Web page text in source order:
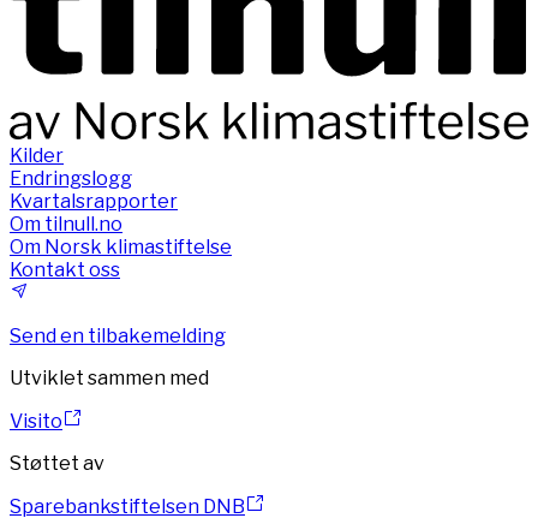
Kilder
Endringslogg
Kvartalsrapporter
Om tilnull.no
Om Norsk klimastiftelse
Kontakt oss
Send en tilbakemelding
Utviklet sammen med
Visito
Støttet av
Sparebankstiftelsen DNB